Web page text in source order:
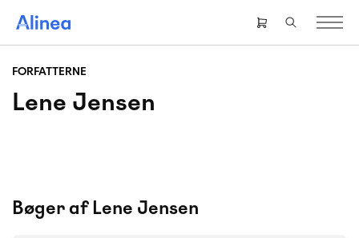
hovedindhold
Header
right
FORFATTERNE
Lene Jensen
Bøger af Lene Jensen